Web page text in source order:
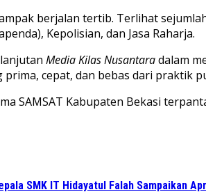
berjalan tertib. Terlihat
Kepolisian, dan Jasa Raharja.
Media Kilas Nusantaradalam
cepat, dan bebas dari praktik
SAMSAT Kabupaten Bekasi
SMK IT Hidayatul Falah Sampaikan